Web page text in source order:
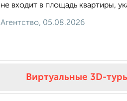
не входит в площадь квартиры,
Агентство, 05.08.2026
Виртуальные 3D-